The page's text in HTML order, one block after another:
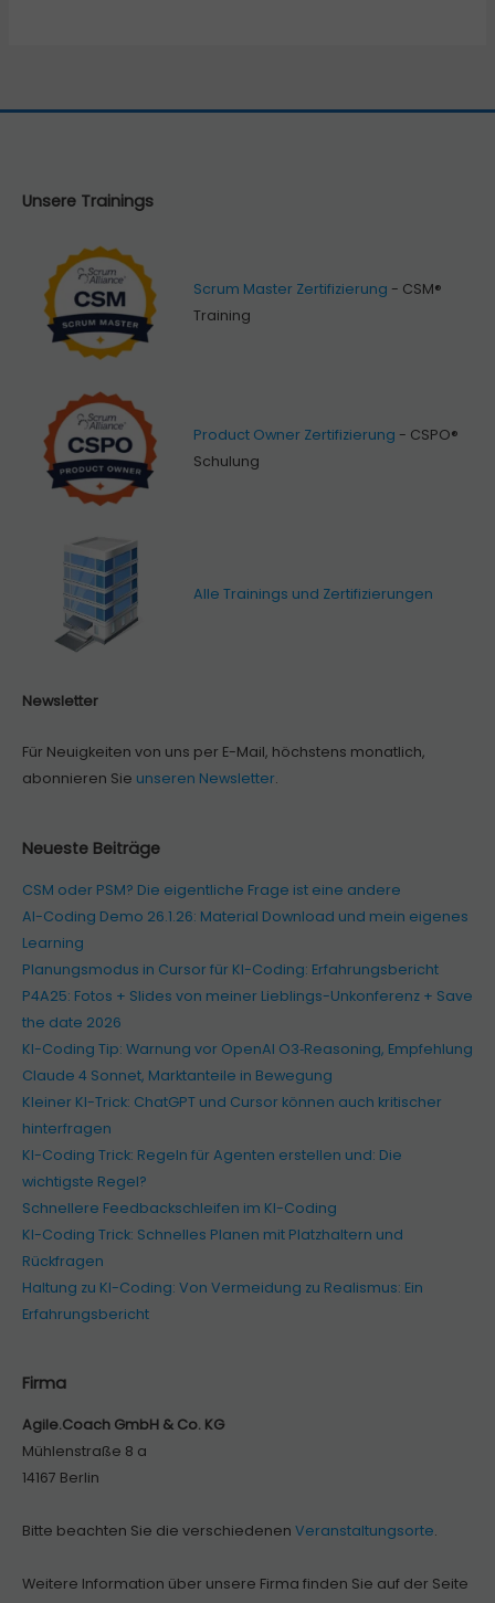
Unsere Trainings
Scrum Master Zertifizierung - CSM®
Training
Product Owner Zertifizierung - CSPO®
Schulung
Alle Trainings und Zertifizierungen
Newsletter
Für Neuigkeiten von uns per E-Mail, höchstens monatlich,
abonnieren Sie unseren Newsletter.
Neueste Beiträge
CSM oder PSM? Die eigentliche Frage ist eine andere
AI-Coding Demo 26.1.26: Material Download und mein eigenes
Learning
Planungsmodus in Cursor für KI-Coding: Erfahrungsbericht
P4A25: Fotos + Slides von meiner Lieblings-Unkonferenz + Save
the date 2026
KI-Coding Tip: Warnung vor OpenAI O3‑Reasoning, Empfehlung
Claude 4 Sonnet, Marktanteile in Bewegung
Kleiner KI-Trick: ChatGPT und Cursor können auch kritischer
hinterfragen
KI-Coding Trick: Regeln für Agenten erstellen und: Die
wichtigste Regel?
Schnellere Feedbackschleifen im KI-Coding
KI-Coding Trick: Schnelles Planen mit Platzhaltern und
Rückfragen
Haltung zu KI-Coding: Von Vermeidung zu Realismus: Ein
Erfahrungsbericht
Firma
Agile.Coach GmbH & Co. KG
Mühlenstraße 8 a
14167 Berlin
Bitte beachten Sie die verschiedenen Veranstaltungsorte.
Weitere Information über unsere Firma finden Sie auf der Seite